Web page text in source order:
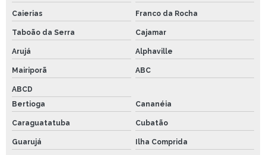
Caierias Franco da Rocha
Taboão da Serra Cajamar
Arujá Alphaville
Mairiporã ABC
ABCD
Bertioga
Cananéia
Caraguatatuba Cubatão
Guarujá Ilha Comprida